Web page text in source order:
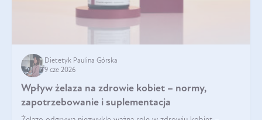
Dietetyk Paulina Górska
9 cze 2026
Wpływ żelaza na zdrowie kobiet – normy,
zapotrzebowanie i suplementacja